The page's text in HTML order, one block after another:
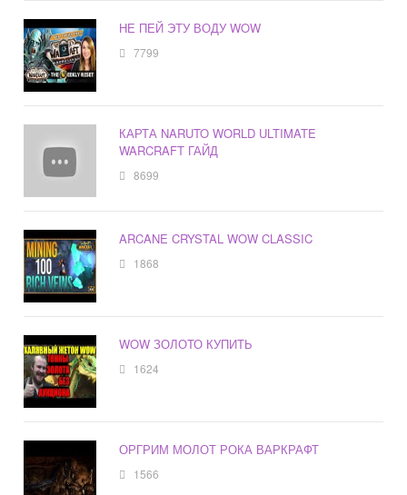
НЕ ПЕЙ ЭТУ ВОДУ WOW
7799
КАРТА NARUTO WORLD ULTIMATE
WARCRAFT ГАЙД
8699
ARCANE CRYSTAL WOW CLASSIC
1868
WOW ЗОЛОТО КУПИТЬ
1624
ОРГРИМ МОЛОТ РОКА ВАРКРАФТ
1566